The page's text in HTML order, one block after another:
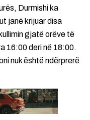
Durmishi ka
janë krijuar disa
gjatë orëve të
16:00 deri në 18:00.
nuk është ndërprerë